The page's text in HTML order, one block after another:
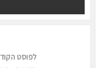
לפוסט